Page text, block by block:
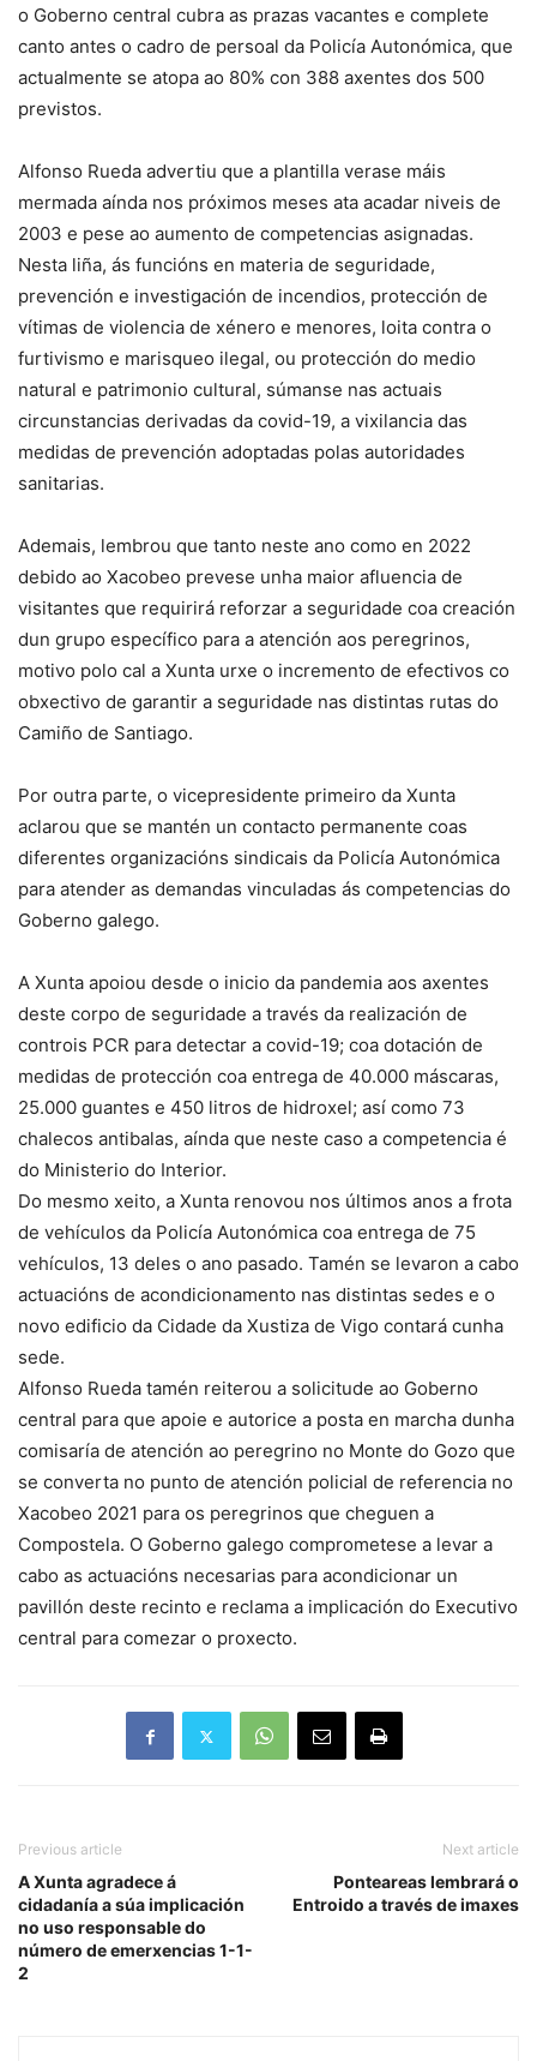
o Goberno central cubra as prazas vacantes e complete
canto antes o cadro de persoal da Policía Autonómica, que
actualmente se atopa ao 80% con 388 axentes dos 500
previstos.
Alfonso Rueda advertiu que a plantilla verase máis
mermada aínda nos próximos meses ata acadar niveis de
2003 e pese ao aumento de competencias asignadas.
Nesta liña, ás funcións en materia de seguridade,
prevención e investigación de incendios, protección de
vítimas de violencia de xénero e menores, loita contra o
furtivismo e marisqueo ilegal, ou protección do medio
natural e patrimonio cultural, súmanse nas actuais
circunstancias derivadas da covid-19, a vixilancia das
medidas de prevención adoptadas polas autoridades
sanitarias.
Ademais, lembrou que tanto neste ano como en 2022
debido ao Xacobeo prevese unha maior afluencia de
visitantes que requirirá reforzar a seguridade coa creación
dun grupo específico para a atención aos peregrinos,
motivo polo cal a Xunta urxe o incremento de efectivos co
obxectivo de garantir a seguridade nas distintas rutas do
Camiño de Santiago.
Por outra parte, o vicepresidente primeiro da Xunta
aclarou que se mantén un contacto permanente coas
diferentes organizacións sindicais da Policía Autonómica
para atender as demandas vinculadas ás competencias do
Goberno galego.
A Xunta apoiou desde o inicio da pandemia aos axentes
deste corpo de seguridade a través da realización de
controis PCR para detectar a covid-19; coa dotación de
medidas de protección coa entrega de 40.000 máscaras,
25.000 guantes e 450 litros de hidroxel; así como 73
chalecos antibalas, aínda que neste caso a competencia é
do Ministerio do Interior.
Do mesmo xeito, a Xunta renovou nos últimos anos a frota
de vehículos da Policía Autonómica coa entrega de 75
vehículos, 13 deles o ano pasado. Tamén se levaron a cabo
actuacións de acondicionamento nas distintas sedes e o
novo edificio da Cidade da Xustiza de Vigo contará cunha
sede.
Alfonso Rueda tamén reiterou a solicitude ao Goberno
central para que apoie e autorice a posta en marcha dunha
comisaría de atención ao peregrino no Monte do Gozo que
se converta no punto de atención policial de referencia no
Xacobeo 2021 para os peregrinos que cheguen a
Compostela. O Goberno galego comprometese a levar a
cabo as actuacións necesarias para acondicionar un
pavillón deste recinto e reclama a implicación do Executivo
central para comezar o proxecto.
Previous article
A Xunta agradece á
cidadanía a súa implicación
no uso responsable do
número de emerxencias 1-1-
2
Next article
Ponteareas lembrará o
Entroido a través de imaxes